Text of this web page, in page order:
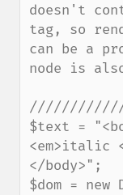
doesn't
tag, so
can be a
node is
$text =
<em>italic
</body>";
$dom = new